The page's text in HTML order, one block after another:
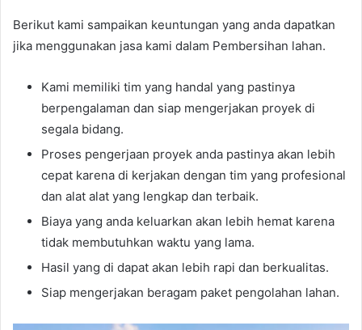
Berikut kami sampaikan keuntungan yang anda dapatkan
jika menggunakan jasa kami dalam Pembersihan lahan.
Kami memiliki tim yang handal yang pastinya
berpengalaman dan siap mengerjakan proyek di
segala bidang.
Proses pengerjaan proyek anda pastinya akan lebih
cepat karena di kerjakan dengan tim yang profesional
dan alat alat yang lengkap dan terbaik.
Biaya yang anda keluarkan akan lebih hemat karena
tidak membutuhkan waktu yang lama.
Hasil yang di dapat akan lebih rapi dan berkualitas.
Siap mengerjakan beragam paket pengolahan lahan.